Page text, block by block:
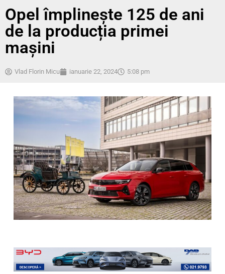
Opel împlinește 125 de ani
de la producția primei
mașini
Vlad Florin Micu ianuarie 22, 2024 5:08 pm